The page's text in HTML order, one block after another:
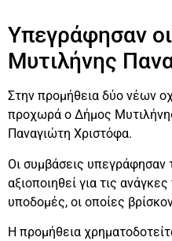
Υπεγράφησαν
Μυτιλήνης
Στην προμήθεια δύο νέων
προχωρά ο Δήμος
Παναγιώτη Χριστόφα.
Οι συμβάσεις υπεγράφησαν
αξιοποιηθεί για τις
υποδομές, οι οποίες
Η προμήθεια